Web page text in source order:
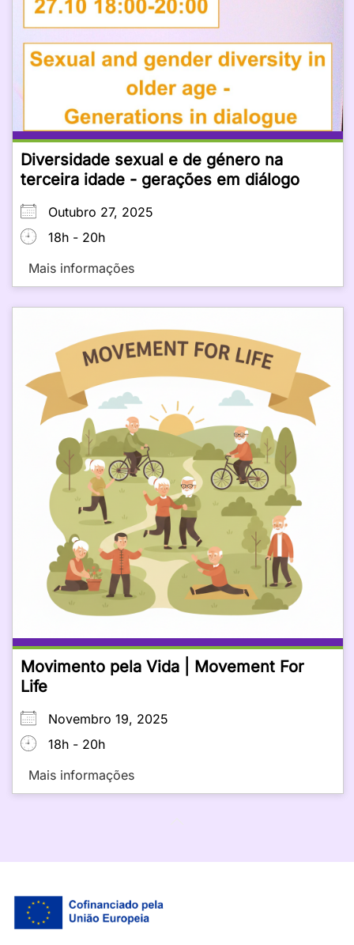
Diversidade sexual e de género na
terceira idade - gerações em diálogo
Outubro 27, 2025
18h - 20h
Mais informações
Movimento pela Vida | Movement For
Life
Novembro 19, 2025
18h - 20h
Mais informações